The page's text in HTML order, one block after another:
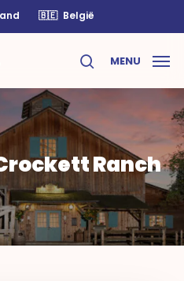
🇧🇪 België
search
MENU
Ranch